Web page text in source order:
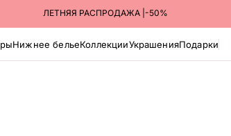
ЛЕТНЯЯ РАСПРОДАЖА |-50%
ЗАКАЗЫ В ПУНКТАХ ВЫДАЧИ ЯНДЕКС МАРКЕТА
Нижнее бельеКоллекцииУкрашенияПодарки